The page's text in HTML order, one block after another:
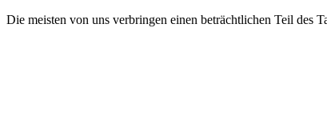
Die meisten von uns verbringen einen beträchtlichen Teil des